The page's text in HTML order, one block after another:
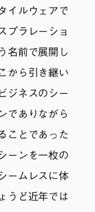
イルウェアで
プラレーショ
名前で展開し
から引き継い
ジネスのシー
でありながら
ことであった
ーンを一枚の
ームレスに体
うど近年では